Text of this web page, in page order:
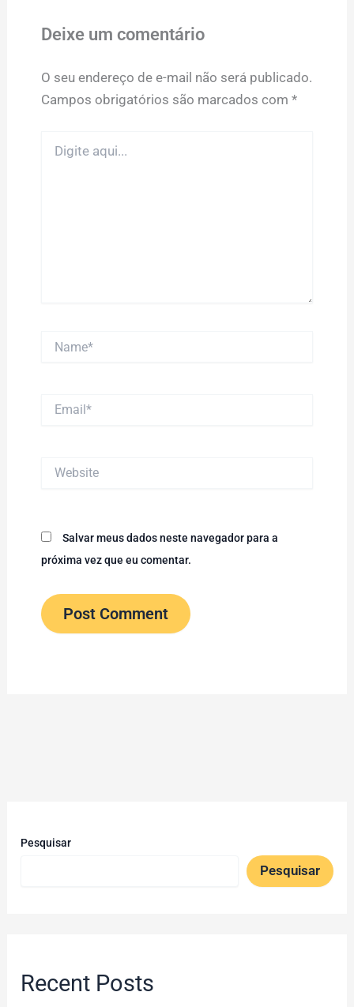
Deixe um comentário
O seu endereço de e-mail não será publicado.
Campos obrigatórios são marcados com *
aqui...
Salvar meus dados neste navegador para a
próxima vez que eu comentar.
Pesquisar
Pesquisar
Recent Posts